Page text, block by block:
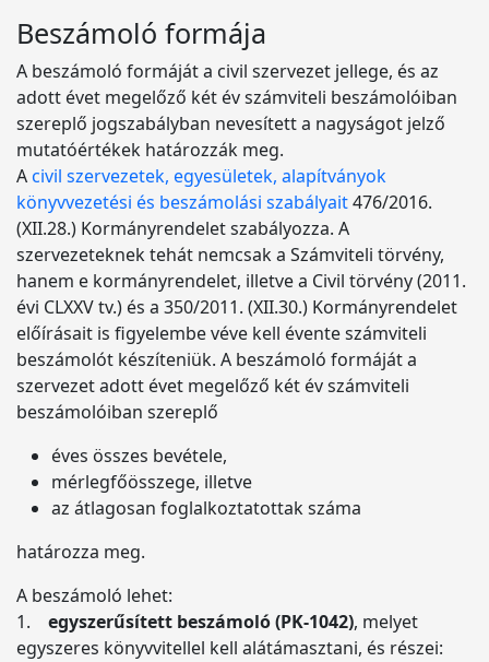
Beszámoló formája
A beszámoló formáját a civil szervezet jellege, és az
adott évet megelőző két év számviteli beszámolóiban
szereplő jogszabályban nevesített a nagyságot jelző
mutatóértékek határozzák meg.
Acivil szervezetek, egyesületek, alapítványok
könyvvezetési és beszámolási szabályait476/2016.
(XII.28.) Kormányrendelet szabályozza. A
szervezeteknek tehát nemcsak a Számviteli törvény,
hanem e kormányrendelet, illetve a Civil törvény (2011.
évi CLXXV tv.) és a 350/2011. (XII.30.) Kormányrendelet
előírásait is figyelembe véve kell évente számviteli
beszámolót készíteniük. A beszámoló formáját a
szervezet adott évet megelőző két év számviteli
beszámolóiban szereplő
éves összes bevétele,
mérlegfőösszege, illetve
az átlagosan foglalkoztatottak száma
határozza meg.
A beszámoló lehet:
1. egyszerűsített beszámoló (PK-1042), melyet
egyszeres könyvvitellel kell alátámasztani, és részei: